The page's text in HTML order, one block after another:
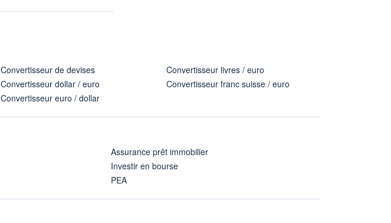
Convertisseur de devises
Convertisseur dollar / euro
Convertisseur euro / dollar
Convertisseur livres / euro
Convertisseur franc suisse / euro
Assurance prêt immobilier
Investir en bourse
PEA